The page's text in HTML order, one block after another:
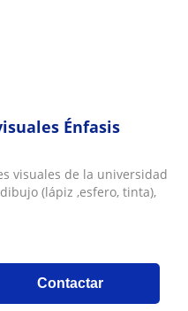
Énfasis
visuales de la universidad
(lápiz ,esfero, tinta),
Contactar